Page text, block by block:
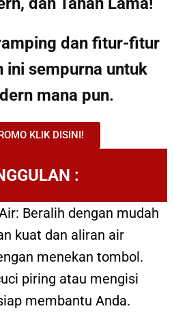
dan fitur-fitur
ini sempurna untuk
mana pun.
KLIK DISINI!
:
Beralih dengan mudah
kuat dan aliran air
menekan tombol.
piring atau mengisi
membantu Anda.